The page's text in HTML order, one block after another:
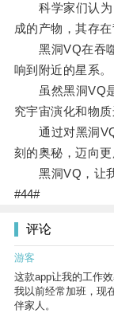
科学家们认为
成的产物，其存
黑洞VQ在吞噬
响到附近的星系。
虽然黑洞VQ是
究宇宙演化和物质
通过对黑洞VQ
刻的奥秘，迈向更
黑洞VQ，让我
#44#
评论
游客
这款app让我的工作
我以前经常加班，现
伴家人。